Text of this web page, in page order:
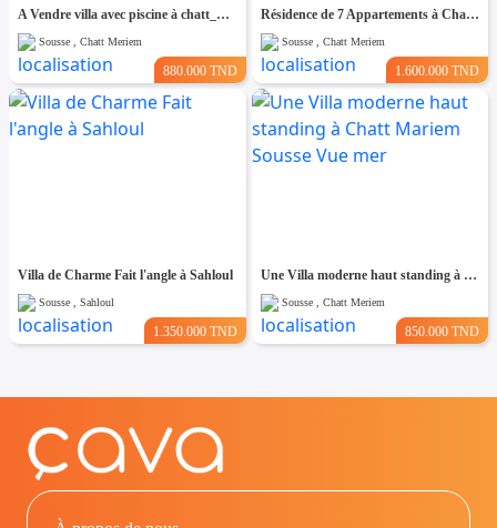
A Vendre villa avec piscine à chatt_mariem pré résidence Costa
Sousse , Chatt Meriem
880.000 TND
Résidence de 7 Appartements à Chatt Mariem prés de la Mer
Sousse , Chatt Meriem
1.600.000 TND
Villa de Charme Fait l'angle à Sahloul
Sousse , Sahloul
1.350.000 TND
Une Villa moderne haut standing à Chatt Mariem Sousse Vue mer
Sousse , Chatt Meriem
850.000 TND